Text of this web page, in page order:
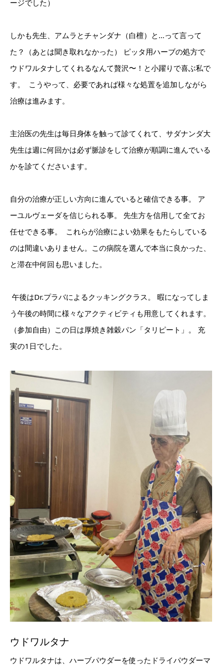
ージでした）
しかも先生、アムラとチャンダナ（白檀）と…って言って
た？（あとは聞き取れなかった） ピッタ用ハーブの処方で
ウドワルタナしてくれるなんて贅沢〜！と小躍りで喜ぶ私で
す。 ⁡ こうやって、必要であれば様々な処置を追加しながら
治療は進みます。
主治医の先生は毎日身体を触って診てくれて、サダナンダ大
先生は週に何回かは必ず脈診をして治療が順調に進んでいる
かを診てくださいます。 ⁡
自分の治療が正しい方向に進んでいると確信できる事。 ア
ーユルヴェーダを信じられる事。 先生方を信用して全てお
任せできる事。 ⁡ これらが治療によい効果をもたらしている
のは間違いありません。この病院を選んで本当に良かった、
と滞在中何回も思いました。
⁡ 午後はDr.プラバによるクッキングクラス。 暇になってしま
う午後の時間に様々なアクティビティも用意してくれます。
（参加自由）この日は厚焼き雑穀パン「タリピート」。 充
実の1日でした。
ウドワルタナ
ウドワルタナは、ハーブパウダーを使ったドライパウダーマ